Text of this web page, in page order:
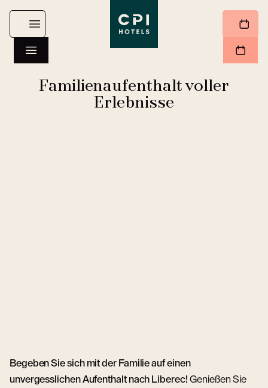
Familienaufenthalt voller
Erlebnisse
Begeben Sie sich mit der Familie auf einen
unvergesslichen Aufenthalt nach Liberec! Genießen Sie